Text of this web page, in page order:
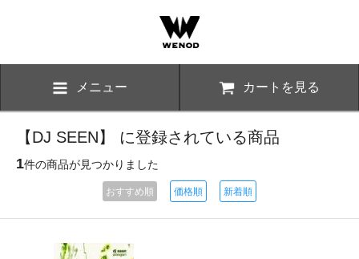
メニュー カートを見る
【DJ SEEN】 に登録されている商品
1件の商品が見つかりました
おすすめ順 価格順 新着順